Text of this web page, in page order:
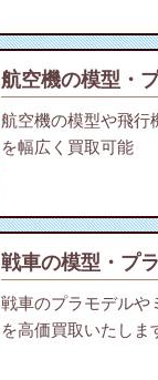
航空機の模型・
航空機の模型や飛行
を幅広く買取可能
戦車の模型・プ
戦車のプラモデルや
を高価買取いたしま